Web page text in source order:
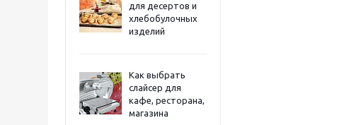
для десертов и
хлебобулочных
изделий
Как выбрать
слайсер для
кафе, ресторана,
магазина